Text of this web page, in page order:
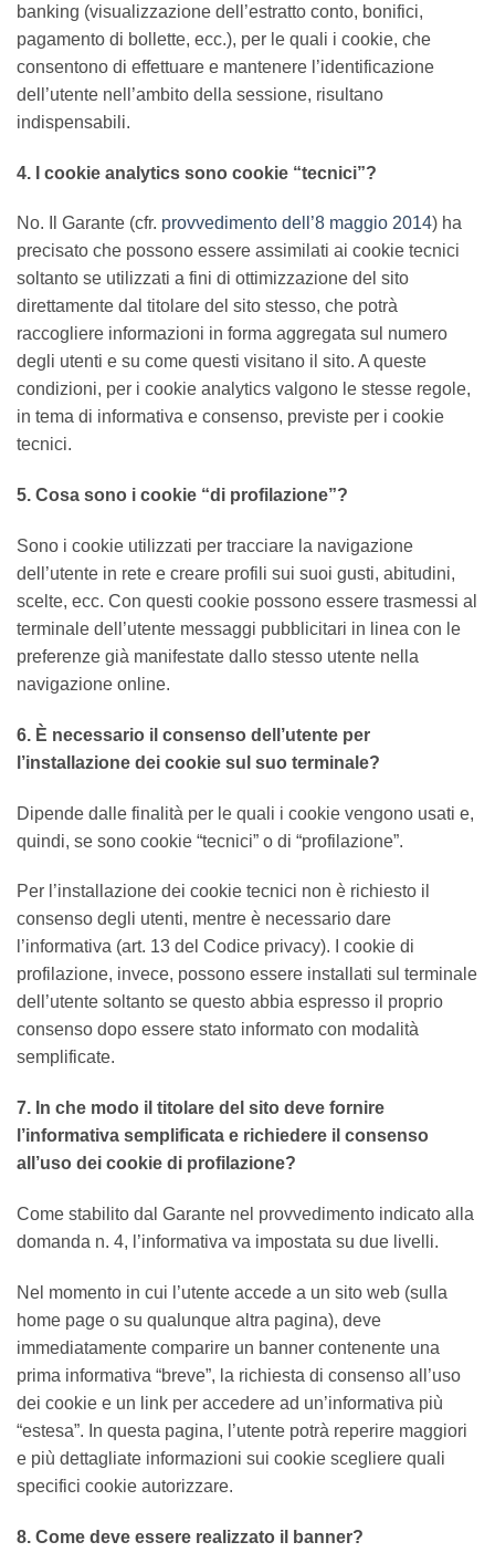
banking (visualizzazione dell’estratto conto, bonifici,
pagamento di bollette, ecc.), per le quali i cookie, che
consentono di effettuare e mantenere l’identificazione
dell’utente nell’ambito della sessione, risultano
indispensabili.
4. I cookie analytics sono cookie “tecnici”?
No. Il Garante (cfr. provvedimento dell’8 maggio 2014) ha
precisato che possono essere assimilati ai cookie tecnici
soltanto se utilizzati a fini di ottimizzazione del sito
direttamente dal titolare del sito stesso, che potrà
raccogliere informazioni in forma aggregata sul numero
degli utenti e su come questi visitano il sito. A queste
condizioni, per i cookie analytics valgono le stesse regole,
in tema di informativa e consenso, previste per i cookie
tecnici.
5. Cosa sono i cookie “di profilazione”?
Sono i cookie utilizzati per tracciare la navigazione
dell’utente in rete e creare profili sui suoi gusti, abitudini,
scelte, ecc. Con questi cookie possono essere trasmessi al
terminale dell’utente messaggi pubblicitari in linea con le
preferenze già manifestate dallo stesso utente nella
navigazione online.
6. È necessario il consenso dell’utente per
l’installazione dei cookie sul suo terminale?
Dipende dalle finalità per le quali i cookie vengono usati e,
quindi, se sono cookie “tecnici” o di “profilazione”.
Per l’installazione dei cookie tecnici non è richiesto il
consenso degli utenti, mentre è necessario dare
l’informativa (art. 13 del Codice privacy). I cookie di
profilazione, invece, possono essere installati sul terminale
dell’utente soltanto se questo abbia espresso il proprio
consenso dopo essere stato informato con modalità
semplificate.
7. In che modo il titolare del sito deve fornire
l’informativa semplificata e richiedere il consenso
all’uso dei cookie di profilazione?
Come stabilito dal Garante nel provvedimento indicato alla
domanda n. 4, l’informativa va impostata su due livelli.
Nel momento in cui l’utente accede a un sito web (sulla
home page o su qualunque altra pagina), deve
immediatamente comparire un banner contenente una
prima informativa “breve”, la richiesta di consenso all’uso
dei cookie e un link per accedere ad un’informativa più
“estesa”. In questa pagina, l’utente potrà reperire maggiori
e più dettagliate informazioni sui cookie scegliere quali
specifici cookie autorizzare.
8. Come deve essere realizzato il banner?